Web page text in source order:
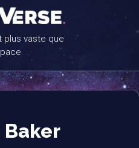
plus vaste que
Baker